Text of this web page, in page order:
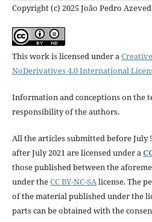
Copyright (c) 2025 João Pedro
This work is licensed under a
NoDerivatives 4.0 International
Information and conceptions on the
responsibility of the authors.
All the articles submitted before July
after July 2021 are licensed under a
those published between the
under theCC BY-NC-SAlicense. The
of the material published under the
parts can be obtained with the